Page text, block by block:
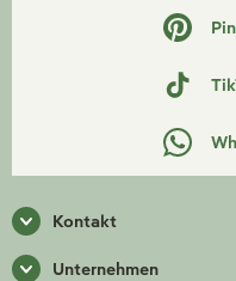
Kontakt
Unternehmen